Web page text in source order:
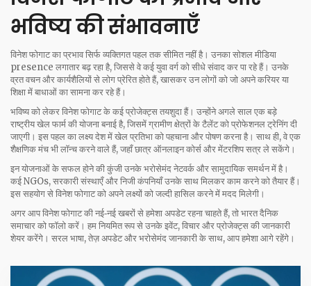
भविष्य की संभावनाएँ
विनेश फोगाट का प्रभाव सिर्फ व्यक्तिगत पहल तक सीमित नहीं है। उनका सोशल मीडिया
presence लगातार बढ़ रहा है, जिससे वे कई युवा वर्ग को सीधे संवाद कर पा रहे हैं। उनके
व्रत वचन और कार्यशैलियों से लोग प्रेरित होते हैं, खासकर उन लोगों को जो अपने करियर या
शिक्षा में बाधाओं का सामना कर रहे हैं।
भविष्य को लेकर विनेश फोगाट के कई प्रोजेक्ट्स तयशुदा हैं। उन्होंने अगले साल एक बड़े
राष्ट्रीय खेल फार्म की योजना बनाई है, जिसमें ग्रामीण क्षेत्रों के टैलेंट को प्रोफेशनल ट्रेनिंग दी
जाएगी। इस पहल का लक्ष्य देश में खेल प्रतिभा को पहचाना और पोषण करना है। साथ ही, वे एक
शैक्षणिक मंच भी लॉन्च करने वाले हैं, जहाँ छात्र ऑनलाइन कोर्स और मेंटरशिप सत्र ले सकेंगे।
इन योजनाओं के सफल होने की कुंजी उनके भरोसेमंद नेटवर्क और सामुदायिक समर्थन में है।
कई NGOs, सरकारी संस्थाएँ और निजी कंपनियाँ उनके साथ मिलकर काम करने को तैयार हैं।
इस सहयोग से विनेश फोगाट को अपने लक्ष्यों को जल्दी हासिल करने में मदद मिलेगी।
अगर आप विनेश फोगाट की नई‑नई खबरों से हमेशा अपडेट रहना चाहते हैं, तो भारत दैनिक
समाचार को फॉलो करें। हम नियमित रूप से उनके इवेंट, विचार और प्रोजेक्ट्स की जानकारी
शेयर करेंगे। सरल भाषा, तेज़ अपडेट और भरोसेमंद जानकारी के साथ, आप हमेशा आगे रहेंगे।